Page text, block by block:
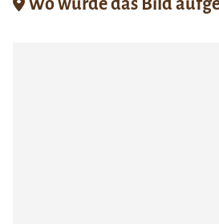
Wo wurde das Bild